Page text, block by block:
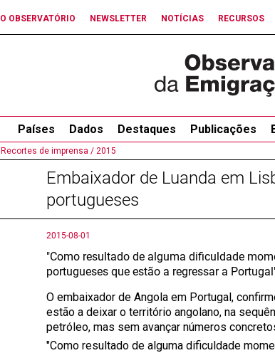
O OBSERVATÓRIO NEWSLETTER NOTÍCIAS RECURSOS
Países Dados Destaques Publicações
Recortes de imprensa / 2015
Embaixador de Luanda em
portugueses
2015-08-01
"Como resultado de alguma dificuldade
portugueses que estão a regressar a
O embaixador de Angola em Portugal,
estão a deixar o território angolano, na
petróleo, mas sem avançar números
"Como resultado de alguma dificuldade